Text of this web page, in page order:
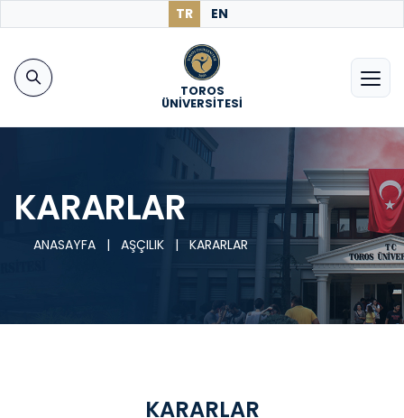
TR EN
TOROS
ÜNİVERSİTESİ
KARARLAR
ANASAYFA | AŞÇILIK | KARARLAR
KARARLAR